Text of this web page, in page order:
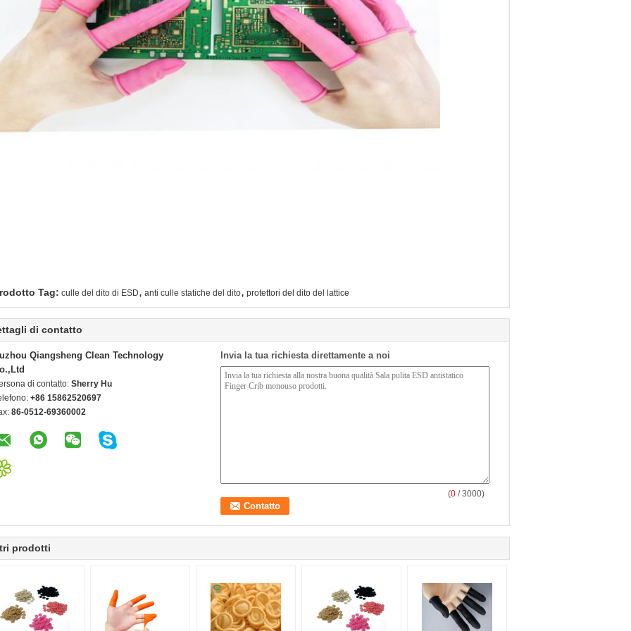
Tag: culle del dito di ESD, anti culle statiche del dito, protettori del dito del lattice
di contatto
Qiangsheng Clean Technology
di contatto: Sherry Hu
+86 15862520697
86-0512-69360002
Invia la tua richiesta direttamente a noi
(0 / 3000)
prodotti